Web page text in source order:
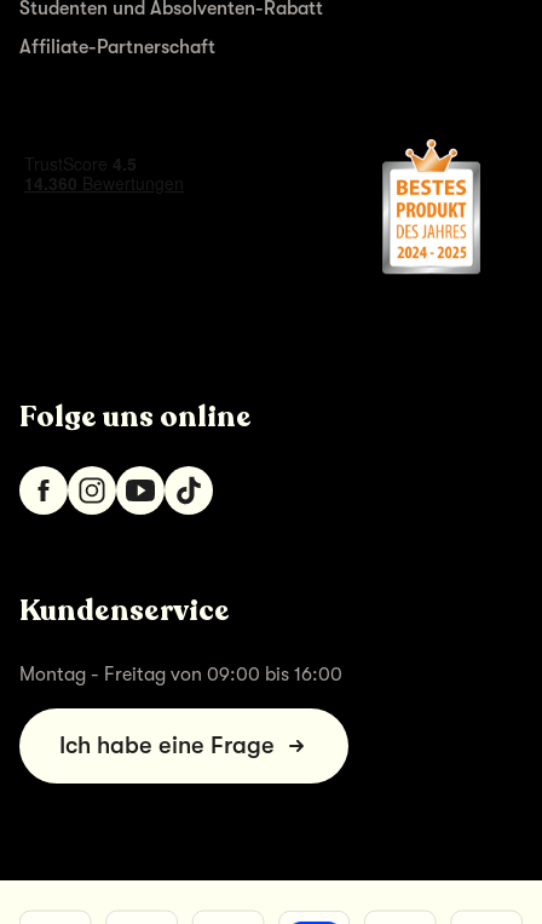
Studenten und Absolventen-Rabatt
Affiliate-Partnerschaft
Folge uns online
Kundenservice
Montag - Freitag von 09:00 bis 16:00
Ich habe eine Frage